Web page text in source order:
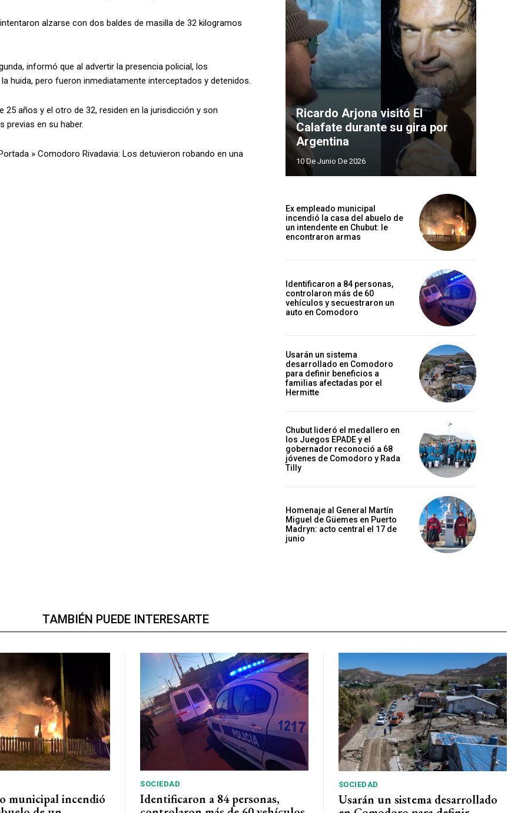
alzarse con dos baldes de masilla de 32 kilogramos
informó que al advertir la presencia policial, los
huida, pero fueron inmediatamente interceptados y detenidos.
años y el otro de 32, residen en la jurisdicción y son
previas en su haber.
» Comodoro Rivadavia: Los detuvieron robando en una
Ricardo Arjona visitó El
Calafate durante su gira por
Argentina
10 De Junio De 2026
Ex empleado municipal
incendió la casa del abuelo de
un intendente en Chubut: le
encontraron armas
Identificaron a 84 personas,
controlaron más de 60
vehículos y secuestraron un
auto en Comodoro
Usarán un sistema
desarrollado en Comodoro
para definir beneficios a
familias afectadas por el
Hermitte
Chubut lideró el medallero en
los Juegos EPADE y el
gobernador reconoció a 68
jóvenes de Comodoro y Rada
Tilly
Homenaje al General Martín
Miguel de Güemes en Puerto
Madryn: acto central el 17 de
junio
TAMBIÉN PUEDE INTERESARTE
municipal incendió
SOCIEDAD
Identificaron a 84 personas,
SOCIEDAD
Usarán un sistema desarrollado